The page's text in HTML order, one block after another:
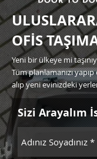
OFİS
Yeni bir ülkeye mi
Tüm planlamanızı yapıp
alıp yeni evinizdeki
Sizi Arayalım